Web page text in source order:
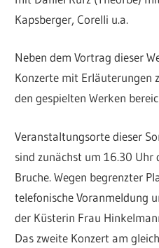
Kapsberger, Corelli u.a.
Neben dem Vortrag dieser
Konzerte mit Erläuterungen
den gespielten Werken
Veranstaltungsorte dieser
sind zunächst um 16.30 Uhr
Bruche. Wegen begrenzter
telefonische Voranmeldung
der Küsterin Frau
Das zweite Konzert am